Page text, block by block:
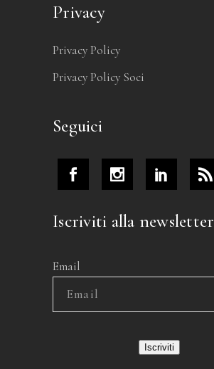
Privacy
Privacy Policy
Privacy Policy Soci
Seguici
Iscriviti alla newsletter
Email
Iscriviti